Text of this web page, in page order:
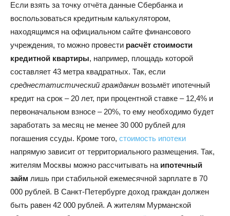
Если взять за точку отчёта данные Сбербанка и
воспользоваться кредитным калькулятором,
находящимся на официальном сайте финансового
учреждения, то можно провести расчёт стоимости
кредитной квартиры, например, площадь которой
составляет 43 метра квадратных. Так, если
среднестатистический гражданин возьмёт ипотечный
кредит на срок – 20 лет, при процентной ставке – 12,4% и
первоначальном взносе – 20%, то ему необходимо будет
заработать за месяц не менее 30 000 рублей для
погашения ссуды. Кроме того, стоимость ипотеки
напрямую зависит от территориального размещения. Так,
жителям Москвы можно рассчитывать на ипотечный
займ лишь при стабильной ежемесячной зарплате в 70
000 рублей. В Санкт-Петербурге доход граждан должен
быть равен 42 000 рублей. А жителям Мурманской